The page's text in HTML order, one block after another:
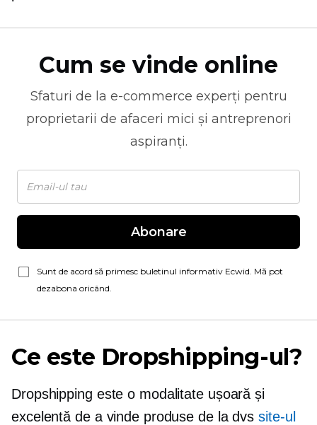
Cum se vinde online
Sfaturi de la e-commerce experți pentru
proprietarii de afaceri mici și antreprenori
aspiranți.
Abonare
Sunt de acord să primesc buletinul informativ Ecwid. Mă pot
dezabona oricând.
Ce este Dropshipping-ul?
Dropshipping este o modalitate ușoară și
excelentă de a vinde produse de la dvssite-ul